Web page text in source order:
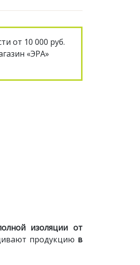
от 10 000 руб.
«ЭРА»
изоляции от
продукцию в